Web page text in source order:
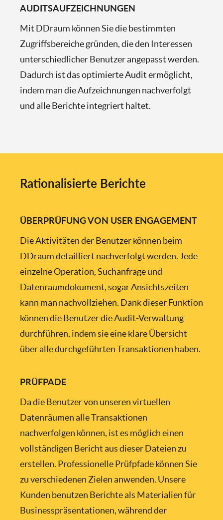
AUDITSAUFZEICHNUNGEN
Mit DDraum können Sie die bestimmten
Zugriffsbereiche gründen, die den Interessen
unterschiedlicher Benutzer angepasst werden.
Dadurch ist das optimierte Audit ermöglicht,
indem man die Aufzeichnungen nachverfolgt
und alle Berichte integriert haltet.
Rationalisierte Berichte
ÜBERPRÜFUNG VON USER ENGAGEMENT
Die Aktivitäten der Benutzer können beim
DDraum detailliert nachverfolgt werden. Jede
einzelne Operation, Suchanfrage und
Datenraumdokument, sogar Ansichtszeiten
kann man nachvollziehen. Dank dieser Funktion
können die Benutzer die Audit-Verwaltung
durchführen, indem sie eine klare Übersicht
über alle durchgeführten Transaktionen haben.
PRÜFPADE
Da die Benutzer von unseren virtuellen
Datenräumen alle Transaktionen
nachverfolgen können, ist es möglich einen
vollständigen Bericht aus dieser Dateien zu
erstellen. Professionelle Prüfpfade können Sie
zu verschiedenen Zielen anwenden. Unsere
Kunden benutzen Berichte als Materialien für
Businesspräsentationen, während der